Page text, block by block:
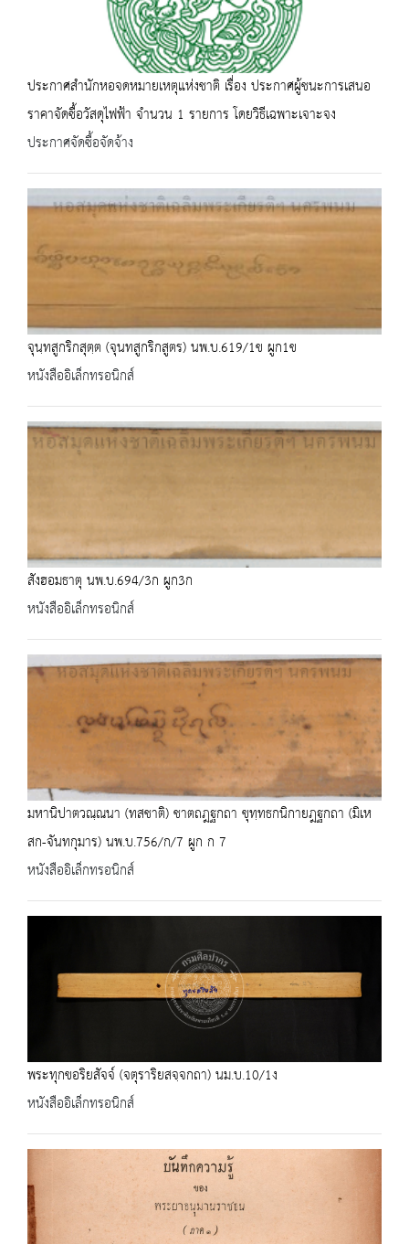
ประกาศสำนักหอจดหมายเหตุแห่งชาติ เรื่อง ประกาศผู้ชนะการเสนอ
ราคาจัดซื้อวัสดุไฟฟ้า จำนวน 1 รายการ โดยวิธีเฉพาะเจาะจง
ประกาศจัดซื้อจัดจ้าง
จุนฺทสูกริกสุตฺต (จุนทสูกริกสูตร) นพ.บ.619/1ข ผูก1ข
หนังสืออิเล็กทรอนิกส์
สังฮอมธาตุ นพ.บ.694/3ก ผูก3ก
หนังสืออิเล็กทรอนิกส์
มหานิปาตวณฺณนา (ทสชาติ) ชาตถฎฐกถา ขุทฺทธกนิกายฎฐกถา (มิเห
สก-จันทกุมาร) นพ.บ.756/ก/7 ผูก ก 7
หนังสืออิเล็กทรอนิกส์
พระทุกขอริยสัจจ์ (จตุราริยสจฺจกถา) นม.บ.10/1ง
หนังสืออิเล็กทรอนิกส์